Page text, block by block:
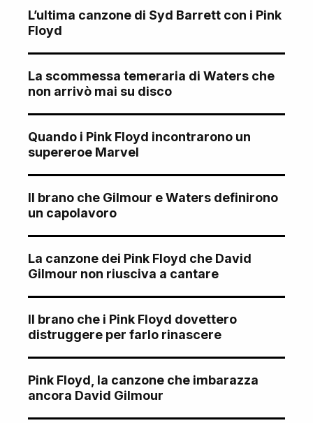
L’ultima canzone di Syd Barrett con i Pink
Floyd
La scommessa temeraria di Waters che
non arrivò mai su disco
Quando i Pink Floyd incontrarono un
supereroe Marvel
Il brano che Gilmour e Waters definirono
un capolavoro
La canzone dei Pink Floyd che David
Gilmour non riusciva a cantare
Il brano che i Pink Floyd dovettero
distruggere per farlo rinascere
Pink Floyd, la canzone che imbarazza
ancora David Gilmour